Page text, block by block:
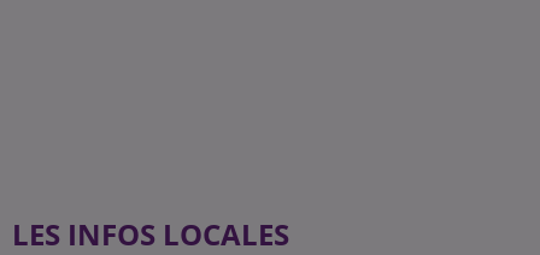
LES INFOS LOCALES